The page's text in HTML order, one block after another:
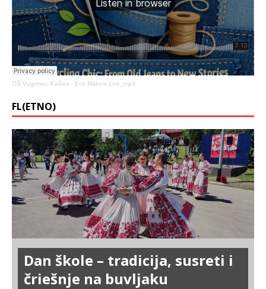
OŠ Vugrovec-Kašina · Eco Makers Live_mp3
FL(ETNO)
Dan škole – tradicija, susreti i
čriešnje na buvljaku